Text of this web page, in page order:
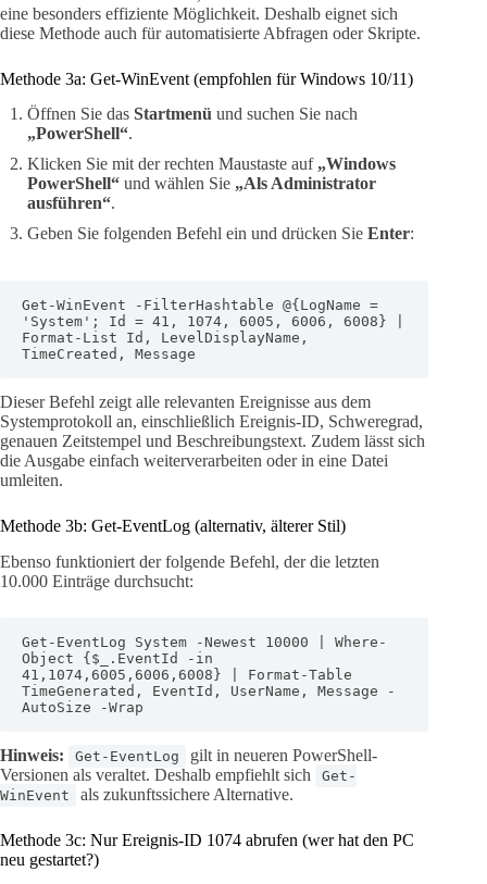
eine besonders effiziente Möglichkeit. Deshalb eignet sich
diese Methode auch für automatisierte Abfragen oder Skripte.
Methode 3a: Get-WinEvent (empfohlen für Windows 10/11)
Öffnen Sie das Startmenü und suchen Sie nach
„PowerShell“.
Klicken Sie mit der rechten Maustaste auf „Windows
PowerShell“ und wählen Sie „Als Administrator
ausführen“.
Geben Sie folgenden Befehl ein und drücken Sie Enter:
Get-WinEvent -FilterHashtable @{LogName =
'System'; Id = 41, 1074, 6005, 6006, 6008} |
Format-List Id, LevelDisplayName,
TimeCreated, Message
Dieser Befehl zeigt alle relevanten Ereignisse aus dem
Systemprotokoll an, einschließlich Ereignis-ID, Schweregrad,
genauen Zeitstempel und Beschreibungstext. Zudem lässt sich
die Ausgabe einfach weiterverarbeiten oder in eine Datei
umleiten.
Methode 3b: Get-EventLog (alternativ, älterer Stil)
Ebenso funktioniert der folgende Befehl, der die letzten
10.000 Einträge durchsucht:
Get-EventLog System -Newest 10000 | Where-
Object {$_.EventId -in
41,1074,6005,6006,6008} | Format-Table
TimeGenerated, EventId, UserName, Message -
AutoSize -Wrap
Hinweis: Get-EventLog
gilt in neueren PowerShell-
Versionen als veraltet. Deshalb empfiehlt sich
Get-
WinEvent
als zukunftssichere Alternative.
Methode 3c: Nur Ereignis-ID 1074 abrufen (wer hat den PC
neu gestartet?)